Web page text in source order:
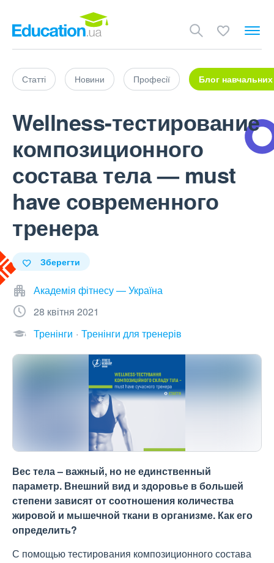
Статті Новини Професії Блог навчальних
Wellness-тестирование
композиционного
состава тела — must
have современного
тренера
Зберегти
Академія фітнесу — Україна
28 квітня 2021
Тренінги
Тренінги для тренерів
Вес тела – важный, но не единственный
параметр. Внешний вид и здоровье в большей
степени зависят от соотношения количества
жировой и мышечной ткани в организме. Как его
определить?
С помощью тестирования композиционного состава